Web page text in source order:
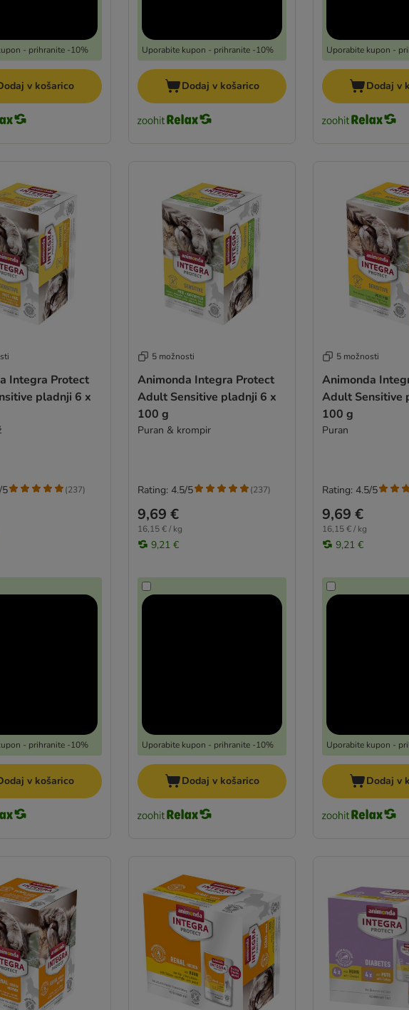
- prihranite -10%
v košarico
Uporabite kupon - prihranite -10%
Dodaj v košarico
Uporabite kupon -
Dodaj v
Integra Protect
pladnji 6 x
- prihranite -10%
5 (237)
v košarico
5 možnosti
Animonda Integra Protect
Adult Sensitive pladnji 6 x
100 g
Puran & krompir
9,69 €
16,15 € / kg
9,21 €
Uporabite kupon - prihranite -10%
Rating: 4.5/5 (237)
Dodaj v košarico
5 možnosti
Animonda
Adult Sensitive
100 g
Puran
9,69 €
16,15 € / kg
9,21 €
Uporabite kupon -
Rating: 4.5/5
Dodaj v